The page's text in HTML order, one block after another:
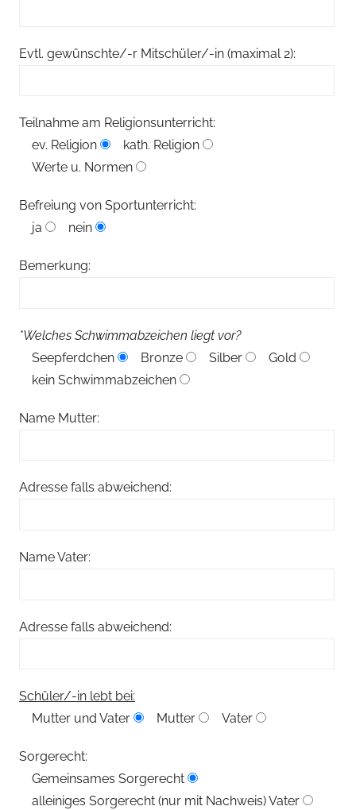
Evtl. gewünschte/-r Mitschüler/-in (maximal 2):
Teilnahme am Religionsunterricht:
ev. Religion
kath. Religion
Werte u. Normen
Befreiung von Sportunterricht:
ja
nein
Bemerkung:
*Welches Schwimmabzeichen liegt vor?
Seepferdchen
Bronze Silber
Gold
kein Schwimmabzeichen
Name Mutter:
Adresse falls abweichend:
Name Vater:
Adresse falls abweichend:
Schüler/-in lebt bei:
Mutter und Vater
Mutter Vater
Sorgerecht:
Gemeinsames Sorgerecht
alleiniges Sorgerecht (nur mit Nachweis) Vater